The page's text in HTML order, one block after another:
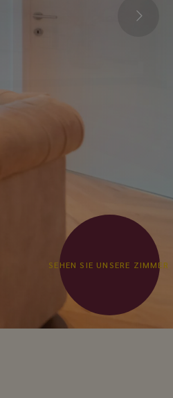
SEHEN SIE UNSERE ZIMMER